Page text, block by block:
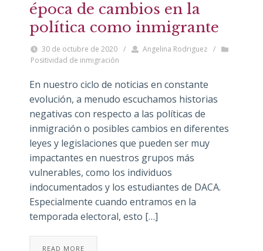
época de cambios en la
política como inmigrante
30 de octubre de 2020 / Angelina Rodriguez /
Positividad de inmigración
En nuestro ciclo de noticias en constante
evolución, a menudo escuchamos historias
negativas con respecto a las políticas de
inmigración o posibles cambios en diferentes
leyes y legislaciones que pueden ser muy
impactantes en nuestros grupos más
vulnerables, como los individuos
indocumentados y los estudiantes de DACA.
Especialmente cuando entramos en la
temporada electoral, esto […]
READ MORE